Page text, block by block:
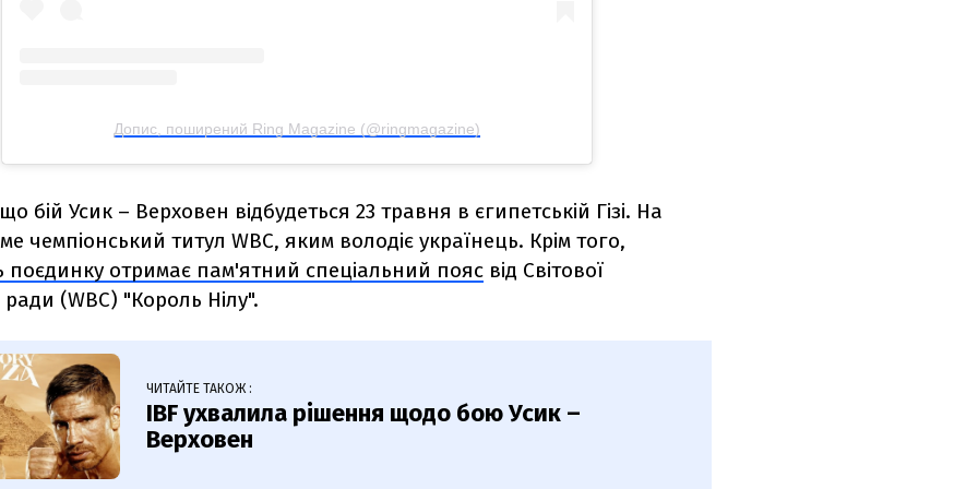
Допис, поширений Ring Magazine (@ringmagazine)
бій Усик – Верховен відбудеться 23 травня в єгипетській Гізі. На
чемпіонський титул WBC, яким володіє українець. Крім того,
отримає пам'ятний спеціальний пояс від Світової
ради (WBC) "Король Нілу".
ЧИТАЙТЕ ТАКОЖ :
IBF ухвалила рішення щодо бою Усик –
Верховен